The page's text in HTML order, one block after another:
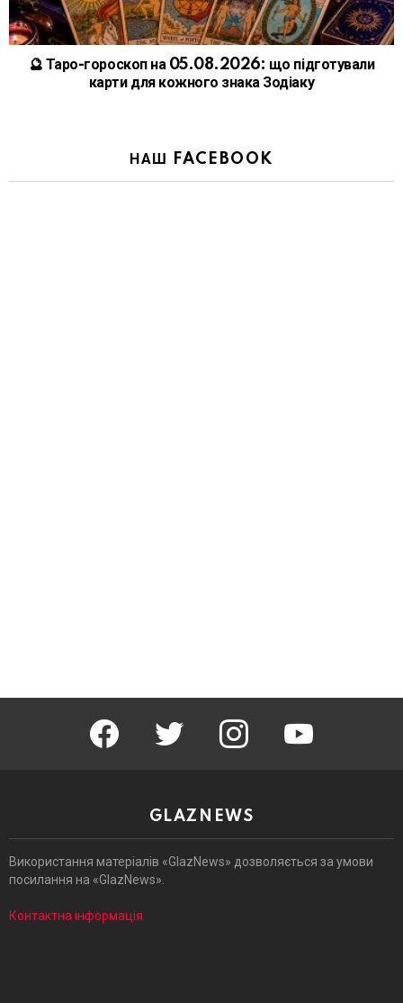
🔮 Таро-гороскоп на 05.08.2026: що підготували
карти для кожного знака Зодіаку
НАШ FACEBOOK
facebook twitter instagram
GLAZNEWS
Використання матеріалів «GlazNews» дозволяється за умови
посилання на «GlazNews».
Контактна інформація